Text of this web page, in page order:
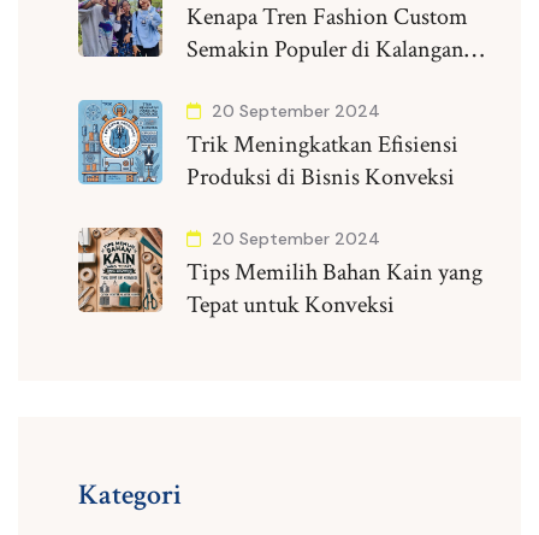
Kenapa Tren Fashion Custom
Semakin Populer di Kalangan
20 September 2024
Trik Meningkatkan Efisiensi
Produksi di Bisnis Konveksi
20 September 2024
Tips Memilih Bahan Kain yang
Tepat untuk Konveksi
Kategori